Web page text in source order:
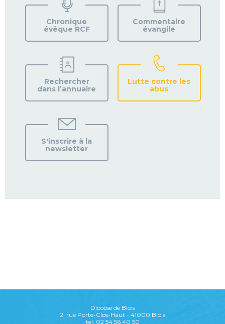
PAROISSE
Chronique
évêque RCF
Commentaire
évangile
Rechercher
dans l’annuaire
Lutte contre les
abus
S'inscrire à la
newsletter
Diocèse de Blois
2, rue Porte-Clos-Haut - 41000 Blois
tel: 02 54 56 40 50